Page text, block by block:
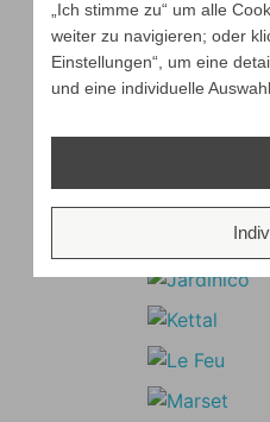
„Ich stimme zu“ um alle
weiter zu navigieren; oder
Einstellungen“, um eine
und eine individuelle